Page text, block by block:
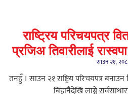
राष्ट्रिय परिचयपत्र
प्रजिअ तिवारीलाई
साउन २१,
तनहुँ । साउन २१ राष्ट्रिय परिचयपत्र
बिहानैदेखि लाग्ने